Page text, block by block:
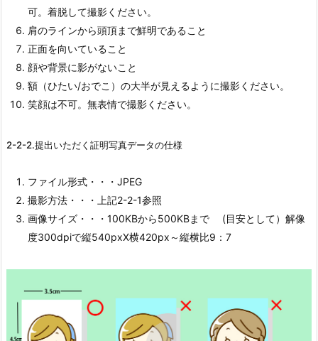
可。着脱して撮影ください。
肩のラインから頭頂まで鮮明であること
正面を向いていること
顔や背景に影がないこと
額（ひたい/おでこ）の大半が見えるように撮影ください。
笑顔は不可。無表情で撮影ください。
2-2-2.提出いただく証明写真データの仕様
ファイル形式・・・JPEG
撮影方法・・・上記2-2-1参照
画像サイズ・・・100KBから500KBまで (目安として）解像
度300dpiで縦540pxX横420px～縦横比9：7